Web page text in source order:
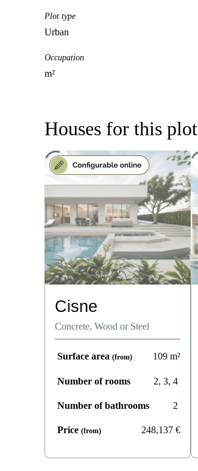
Plot type
Urban
Occupation
m²
Houses for this plot
Cisne
Concrete, Wood or Steel
Surface area (from) 109 m²
Number of rooms 2, 3, 4
Number of bathrooms 2
Price (from) 248,137 €